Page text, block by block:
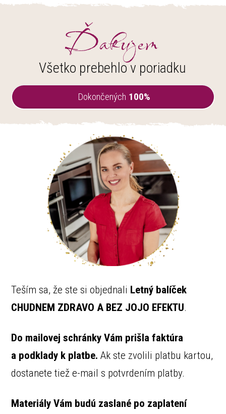
Ďakujem
Všetko prebehlo v poriadku
Dokončených 100%
Teším sa, že ste si objednali Letný balíček
CHUDNEM ZDRAVO A BEZ JOJO EFEKTU.
Do mailovej schránky Vám prišla faktúra
a podklady k platbe. Ak ste zvolili platbu kartou,
dostanete tiež e-mail s potvrdením platby.
Materiály Vám budú zaslané po zaplatení